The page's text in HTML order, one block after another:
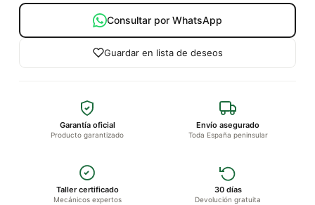
Consultar por WhatsApp
Guardar en lista de deseos
Garantía oficial
Producto garantizado
Envío asegurado
Toda España peninsular
Taller certificado
Mecánicos expertos
30 días
Devolución gratuita